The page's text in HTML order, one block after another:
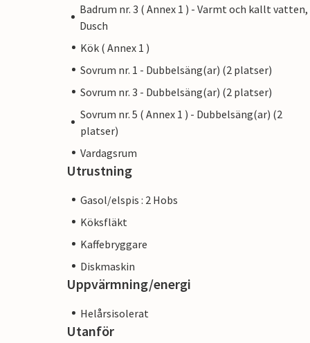
Badrum nr. 3 ( Annex 1 ) - Varmt och kallt vatten,
Dusch
Kök ( Annex 1 )
Sovrum nr. 1 - Dubbelsäng(ar) (2 platser)
Sovrum nr. 3 - Dubbelsäng(ar) (2 platser)
Sovrum nr. 5 ( Annex 1 ) - Dubbelsäng(ar) (2
platser)
Vardagsrum
Utrustning
Gasol/elspis : 2 Hobs
Köksfläkt
Kaffebryggare
Diskmaskin
Uppvärmning/energi
Helårsisolerat
Utanför